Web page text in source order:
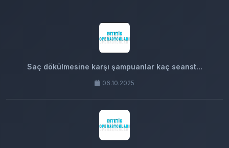
Saç dökülmesine karşı şampuanlar kaç seanst...
06.10.2025